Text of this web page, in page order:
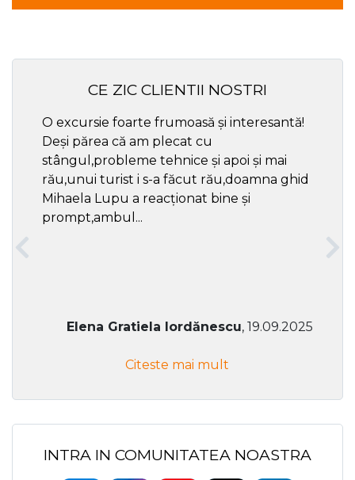
CE ZIC CLIENTII NOSTRI
O excursie foarte frumoasă și interesantă!
Deși părea că am plecat cu
stângul,probleme tehnice și apoi și mai
rău,unui turist i s-a făcut rău,doamna ghid
Mihaela Lupu a reacționat bine și
prompt,ambul...
Elena Gratiela Iordănescu, 19.09.2025
Citeste mai mult
INTRA IN COMUNITATEA NOASTRA